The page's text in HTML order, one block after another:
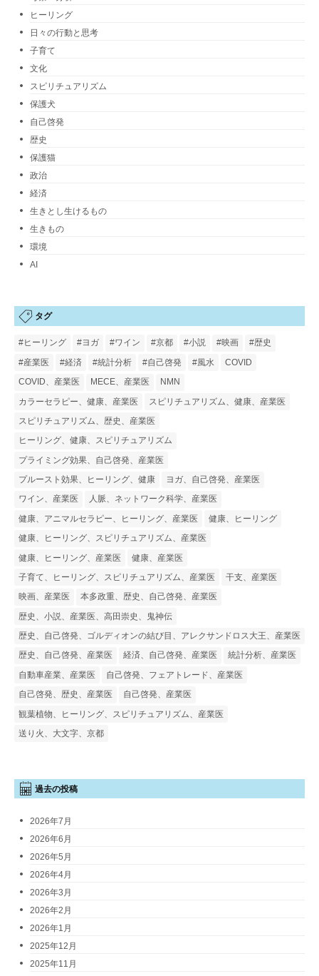
ヒーリング
日々の行動と思考
子育て
文化
スピリチュアリズム
保護犬
自己啓発
歴史
保護猫
政治
経済
生きとし生けるもの
生きもの
環境
AI
タグ
#ヒーリング #ヨガ #ワイン #京都 #小説 #映画
#歴史
#産業医
#経済 #統計分析 #自己啓発 #風水
COVID
COVID、産業医
MECE、産業医
NMN
カラーセラピー、健康、産業医
スピリチュアリズム、健康、産業医
スピリチュアリズム、歴史、産業医
ヒーリング、健康、スピリチュアリズム
プライミング効果、自己啓発、産業医
プルースト効果、ヒーリング、健康
ヨガ、自己啓発、産業医
ワイン、産業医
人脈、ネットワーク科学、産業医
健康、アニマルセラピー、ヒーリング、産業医
健康、ヒーリング
健康、ヒーリング、スピリチュアリズム、産業医
健康、ヒーリング、産業医
健康、産業医
子育て、ヒーリング、スピリチュアリズム、産業医
干支、産業医
映画、産業医
本多政重、歴史、自己啓発、産業医
歴史、小説、産業医、高田崇史、鬼神伝
歴史、自己啓発、ゴルディオンの結び目、アレクサンドロス大王、産業医
歴史、自己啓発、産業医
経済、自己啓発、産業医
統計分析、産業医
自動車産業、産業医
自己啓発、フェアトレード、産業医
自己啓発、歴史、産業医
自己啓発、産業医
観葉植物、ヒーリング、スピリチュアリズム、産業医
送り火、大文字、京都
過去の投稿
2026年7月
2026年6月
2026年5月
2026年4月
2026年3月
2026年2月
2026年1月
2025年12月
2025年11月